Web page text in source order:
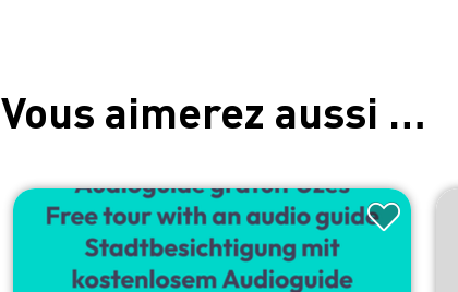
Vous aimerez aussi …